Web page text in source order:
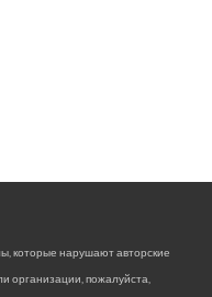
которые нарушают авторские
организации, пожалуйста,